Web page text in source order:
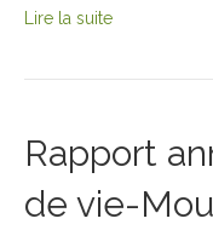
Lire la suite
Rapport
de vie-